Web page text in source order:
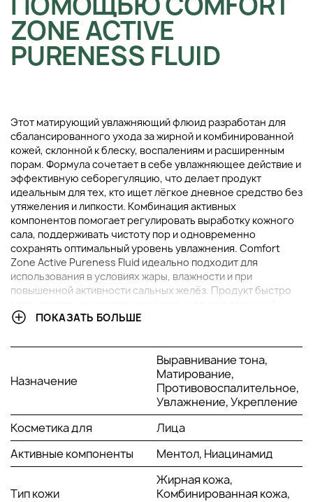
ZONE ACTIVE
PURENESS FLUID
Этот матирующий увлажняющий флюид разработан для
сбалансированного ухода за жирной и комбинированной
кожей, склонной к блеску, воспалениям и расширенным
порам. Формула сочетает в себе увлажняющее действие и
эффективную себорегуляцию, что делает продукт
идеальным для тех, кто ищет лёгкое дневное средство без
утяжеления и липкости. Комбинация активных
компонентов помогает регулировать выработку кожного
сала, поддерживать чистоту пор и одновременно
сохранять оптимальный уровень увлажнения. Comfort
Zone Active Pureness Fluid идеально подходит для
использования в условиях жары, влажности и при
повышенной активности сальных желёз. Продукт быстро
основой под макияж.
ОСНОВНЫЕ ИНГРЕДИЕНТЫ И ИХ ПРЕИМУЩЕСТВА
Глаконолактон
: мягкий эксфолиант из группы
PHA, который способствует обновлению
клеток кожи, выравнивает микрорельеф и
обладает антиоксидантной активностью. Он
помогает очищать поры без раздражения и
восстанавливает барьерные функции.
Ниацинамид: известный витамин группы B,
регулирующий выработку кожного себума,
уменьшающий выраженность пор и
ПОКАЗАТЬ БОЛЬШЕ
Назначение
Выравнивание тона,
Матирование,
Противовоспалительное,
Увлажнение, Укрепление
Косметика для
Лица
Активные компоненты
Ментол, Ниацинамид
Тип кожи
Жирная кожа,
Комбинированная кожа,